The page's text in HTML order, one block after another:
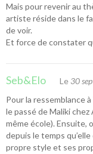
Mais pour revenir au
artiste réside dans le
de voir.
Et force de constater
Seb&Elo Le 30
Pour la ressemblance
le passé de Maliki
même école). Ensuite,
depuis le temps
propre style et ses